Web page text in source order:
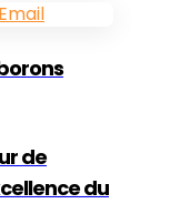
Email
de
du